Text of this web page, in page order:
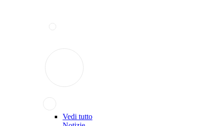
Vedi tutto